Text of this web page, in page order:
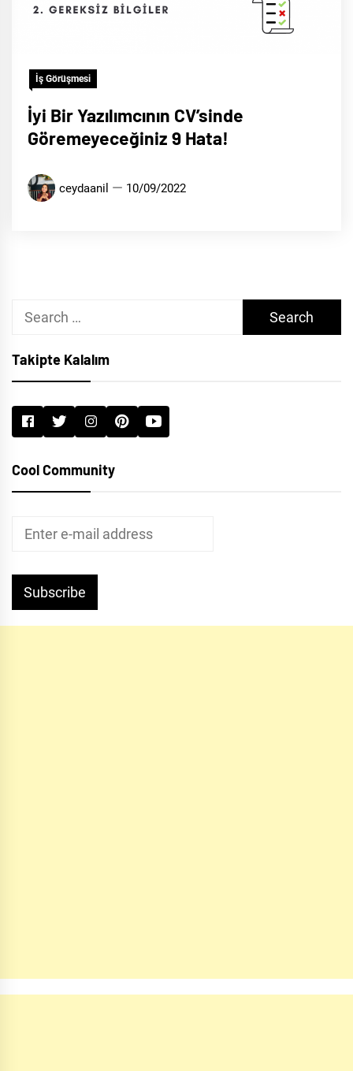
İş Görüşmesi
İyi Bir Yazılımcının CV’sinde
Göremeyeceğiniz 9 Hata!
ceydaanil 10/09/2022
Search
Takipte Kalalım
Cool Community
Subscribe